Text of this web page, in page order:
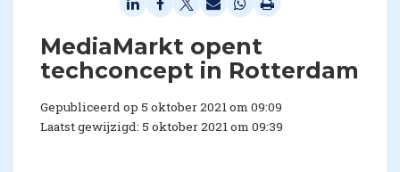
MediaMarkt opent
techconcept in Rotterdam
Gepubliceerd op 5 oktober 2021 om 09:09
Laatst gewijzigd: 5 oktober 2021 om 09:39